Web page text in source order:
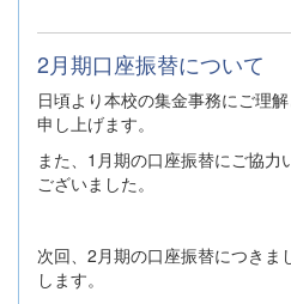
2月期口座振替について
日頃より本校の集金事務にご理
申し上げます。
また、1月期の口座振替にご協力
ございました。
次回、2月期の口座振替につきま
します。